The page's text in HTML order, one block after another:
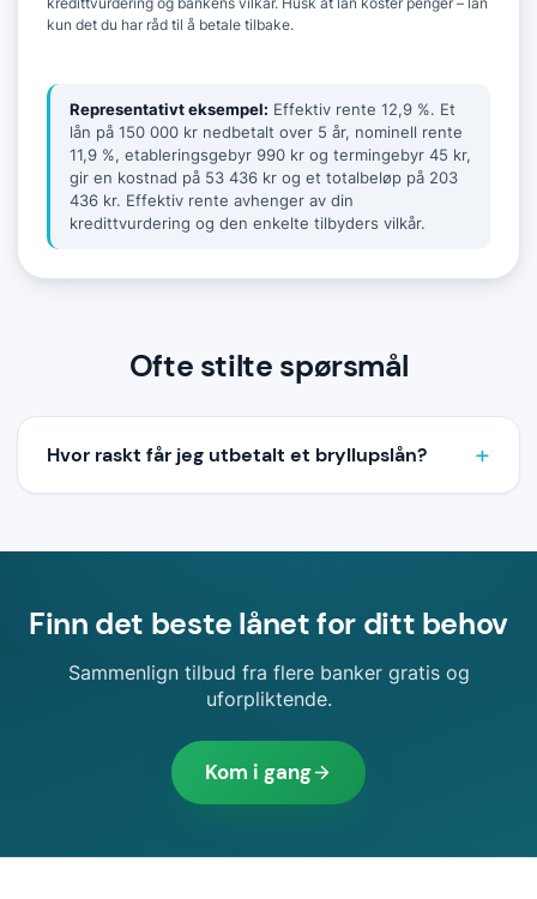
kun det du har råd til å betale tilbake.
Representativt eksempel: Effektiv rente 12,9 %. Et
lån på 150 000 kr nedbetalt over 5 år, nominell rente
11,9 %, etableringsgebyr 990 kr og termingebyr 45 kr,
gir en kostnad på 53 436 kr og et totalbeløp på 203
436 kr. Effektiv rente avhenger av din
kredittvurdering og den enkelte tilbyders vilkår.
Ofte stilte spørsmål
Hvor raskt får jeg utbetalt et bryllupslån?
Finn det beste lånet for ditt behov
Sammenlign tilbud fra flere banker gratis og
uforpliktende.
Kom i gang